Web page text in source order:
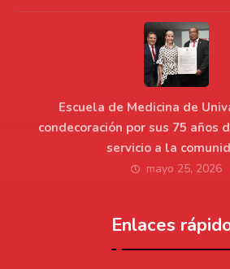
Escuela de Medicina de
condecoración por sus 75 años
servicio a la
mayo 25, 2026
Enlaces